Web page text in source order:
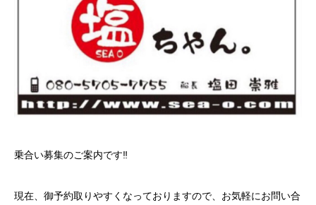
乗合い募集のご案内です‼️
現在、御予約取りやすくなっておりますので、お気軽にお問い合